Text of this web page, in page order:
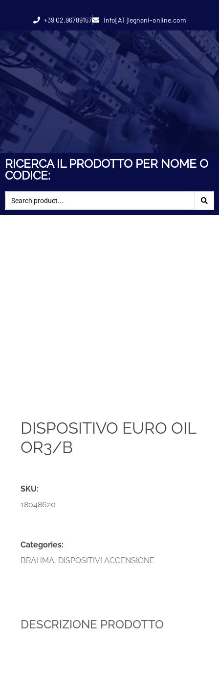
+39 02.96789157 info[AT]legnani-online.com
RICERCA IL PRODOTTO PER NOME O
CODICE:
DISPOSITIVO EURO OIL
OR3/B
SKU:
18048620
Categories:
BRAHMA, DISPOSITIVI ACCENSIONE
DESCRIZIONE PRODOTTO